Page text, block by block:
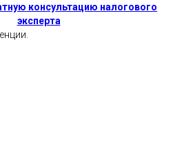
консультацию налогового
эксперта